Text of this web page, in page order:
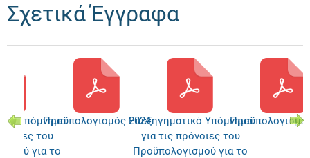
Σχετικά Έγγραφα
Υπόμνημα
του
για το
Προϋπολογισμός 2024Επεξηγηματικό Υπόμνημα
για τις πρόνοιες του
Προϋπολογισμού για το